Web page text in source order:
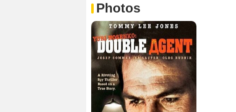
Photos